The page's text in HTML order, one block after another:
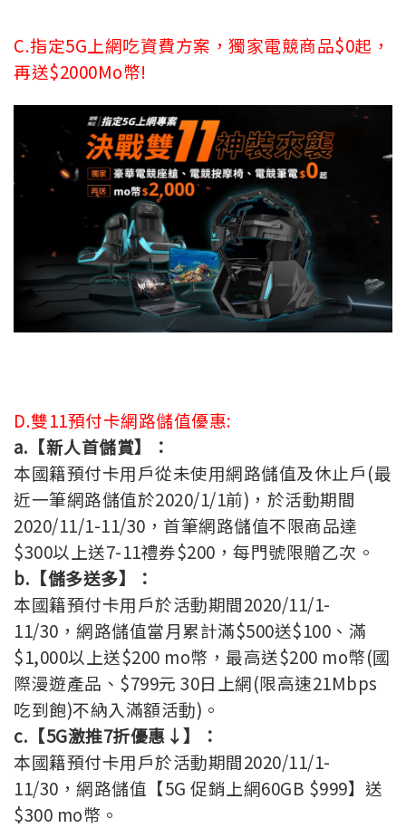
C.指定5G上網吃資費方案，獨家電競商品$0起，
再送$2000Mo幣!
D.雙11預付卡網路儲值優惠:
a.【新人首儲賞】：
本國籍預付卡用戶從未使用網路儲值及休止戶(最
近一筆網路儲值於2020/1/1前)，於活動期間
2020/11/1-11/30，首筆網路儲值不限商品達
$300以上送7-11禮券$200，每門號限贈乙次。
b.【儲多送多】：
本國籍預付卡用戶於活動期間2020/11/1-
11/30，網路儲值當月累計滿$500送$100、滿
$1,000以上送$200 mo幣，最高送$200 mo幣(國
際漫遊產品、$799元 30日上網(限高速21Mbps
吃到飽)不納入滿額活動)。
c.【5G激推7折優惠↓】：
本國籍預付卡用戶於活動期間2020/11/1-
11/30，網路儲值【5G 促銷上網60GB $999】送
$300 mo幣。